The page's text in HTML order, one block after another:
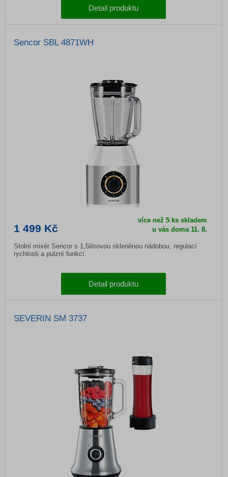
Detail produktu
Sencor SBL 4871WH
1 499 Kč
více než 5 ks skladem
u vás doma11. 8.
Stolní mixér Sencor s 1,5litrovou skleněnou nádobou, regulací
rychlosti a pulzní funkcí.
Detail produktu
SEVERIN SM 3737